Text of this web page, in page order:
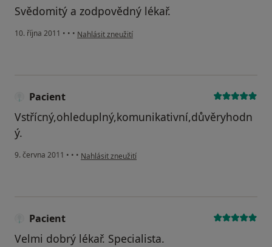
Svědomitý a zodpovědný lékař.
10. října 2011 • • • podle názoru uživatele Pacient
Nahlásit zneužití
Pacient
Vstřícný,ohleduplný,komunikativní,důvěryhodn
ý.
9. června 2011 • • • podle názoru uživatele Pacient
Nahlásit zneužití
Pacient
Velmi dobrý lékař. Specialista.